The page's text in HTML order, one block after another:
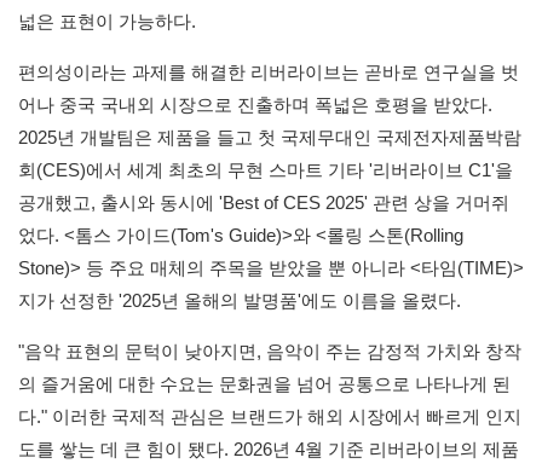
넓은 표현이 가능하다.
편의성이라는 과제를 해결한 리버라이브는 곧바로 연구실을 벗
어나 중국 국내외 시장으로 진출하며 폭넓은 호평을 받았다.
2025년 개발팀은 제품을 들고 첫 국제무대인 국제전자제품박람
회(CES)에서 세계 최초의 무현 스마트 기타 '리버라이브 C1'을
공개했고, 출시와 동시에 'Best of CES 2025' 관련 상을 거머쥐
었다. <톰스 가이드(Tom's Guide)>와 <롤링 스톤(Rolling
Stone)> 등 주요 매체의 주목을 받았을 뿐 아니라 <타임(TIME)>
지가 선정한 '2025년 올해의 발명품'에도 이름을 올렸다.
"음악 표현의 문턱이 낮아지면, 음악이 주는 감정적 가치와 창작
의 즐거움에 대한 수요는 문화권을 넘어 공통으로 나타나게 된
다." 이러한 국제적 관심은 브랜드가 해외 시장에서 빠르게 인지
도를 쌓는 데 큰 힘이 됐다. 2026년 4월 기준 리버라이브의 제품